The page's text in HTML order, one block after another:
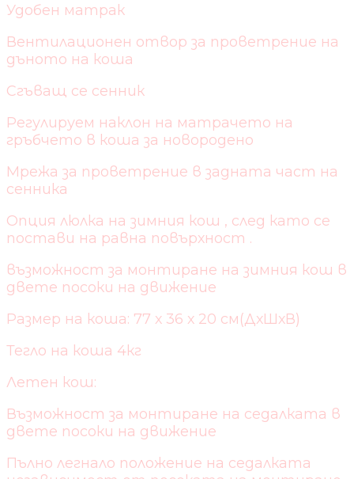
Удобен матрак
Вентилационен отвор за проветрение на
дъното на коша
Сгъващ се сенник
Регулируем наклон на матрачето на
гръбчето в коша за новородено
Мрежа за проветрение в задната част на
сенника
Опция люлка на зимния кош , след като се
постави на равна повърхност .
възможност за монтиране на зимния кош в
двете посоки на движение
Размер на коша: 77 х 36 х 20 см(ДхШхВ)
Тегло на коша 4кг
Летен кош:
Възможност за монтиране на седалката в
двете посоки на движение
Пълно легнало положение на седалката